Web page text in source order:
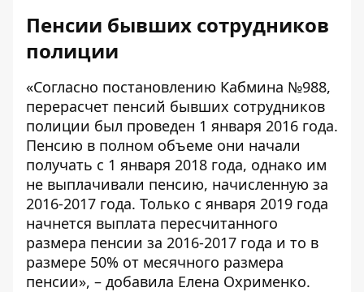
Пенсии бывших сотрудников
полиции
«Согласно постановлению Кабмина №988,
перерасчет пенсий бывших сотрудников
полиции был проведен 1 января 2016 года.
Пенсию в полном объеме они начали
получать с 1 января 2018 года, однако им
не выплачивали пенсию, начисленную за
2016-2017 года. Только с января 2019 года
начнется выплата пересчитанного
размера пенсии за 2016-2017 года и то в
размере 50% от месячного размера
пенсии», – добавила Елена Охрименко.